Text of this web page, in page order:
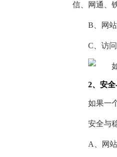
信、网通、
B、网
C、访
2、安
如果一
安全与
A、网